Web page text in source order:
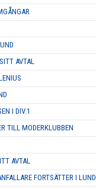
AVTAL
I DIV.1
TILL MODERKLUBBEN
AVTAL
FORTSÄTTER I LUND